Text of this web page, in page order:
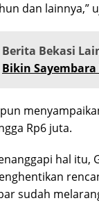
dan lainnya,”
Berita Bekasi
Bikin
Rp6 juta.
hal itu,
sudah